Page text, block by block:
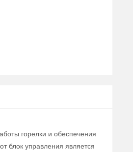
горелки и обеспечения
блок управления является